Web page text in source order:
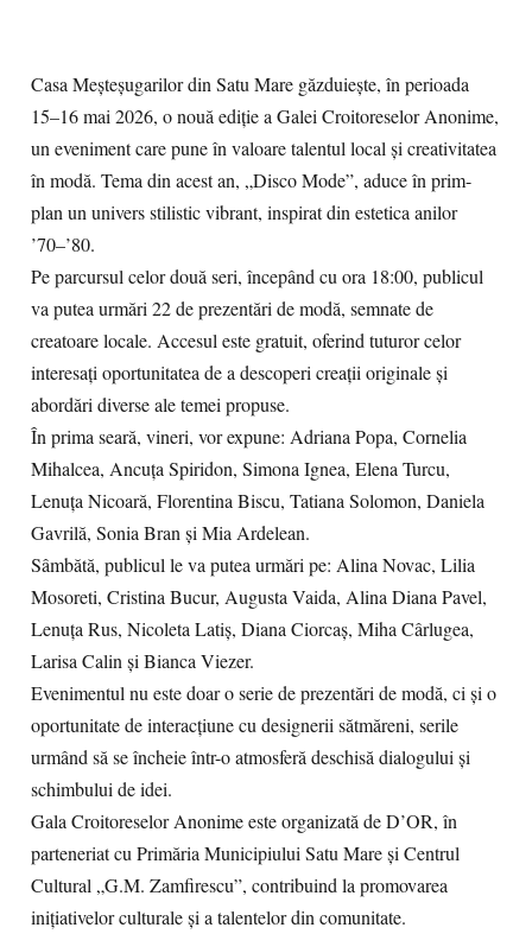
Casa Meșteșugarilor din Satu Mare găzduiește, în perioada
15–16 mai 2026, o nouă ediție a Galei Croitoreselor Anonime,
un eveniment care pune în valoare talentul local și creativitatea
în modă. Tema din acest an, „Disco Mode”, aduce în prim-
plan un univers stilistic vibrant, inspirat din estetica anilor
’70–’80.
Pe parcursul celor două seri, începând cu ora 18:00, publicul
va putea urmări 22 de prezentări de modă, semnate de
creatoare locale. Accesul este gratuit, oferind tuturor celor
interesați oportunitatea de a descoperi creații originale și
abordări diverse ale temei propuse.
În prima seară, vineri, vor expune: Adriana Popa, Cornelia
Mihalcea, Ancuța Spiridon, Simona Ignea, Elena Turcu,
Lenuța Nicoară, Florentina Biscu, Tatiana Solomon, Daniela
Gavrilă, Sonia Bran și Mia Ardelean.
Sâmbătă, publicul le va putea urmări pe: Alina Novac, Lilia
Mosoreti, Cristina Bucur, Augusta Vaida, Alina Diana Pavel,
Lenuța Rus, Nicoleta Latiș, Diana Ciorcaș, Miha Cârlugea,
Larisa Calin și Bianca Viezer.
Evenimentul nu este doar o serie de prezentări de modă, ci și o
oportunitate de interacțiune cu designerii sătmăreni, serile
urmând să se încheie într-o atmosferă deschisă dialogului și
schimbului de idei.
Gala Croitoreselor Anonime este organizată de D’OR, în
parteneriat cu Primăria Municipiului Satu Mare și Centrul
Cultural „G.M. Zamfirescu”, contribuind la promovarea
inițiativelor culturale și a talentelor din comunitate.